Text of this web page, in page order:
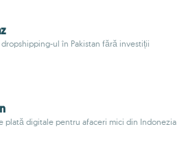
ul în Pakistan fără investiții
plată digitale pentru afaceri mici din Indonezia